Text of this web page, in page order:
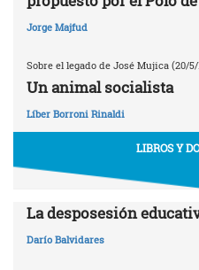
Jorge Majfud
Sobre el legado de José Mujica (20/5/
Un animal socialista
Líber Borroni Rinaldi
LIBROS Y
La desposesión
Darío Balvidares